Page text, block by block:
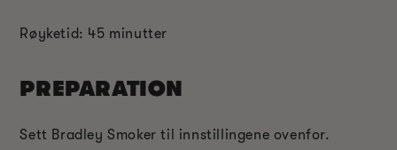
Røyketid: 45 minutter
PREPARATION
Sett Bradley Smoker til innstillingene ovenfor.